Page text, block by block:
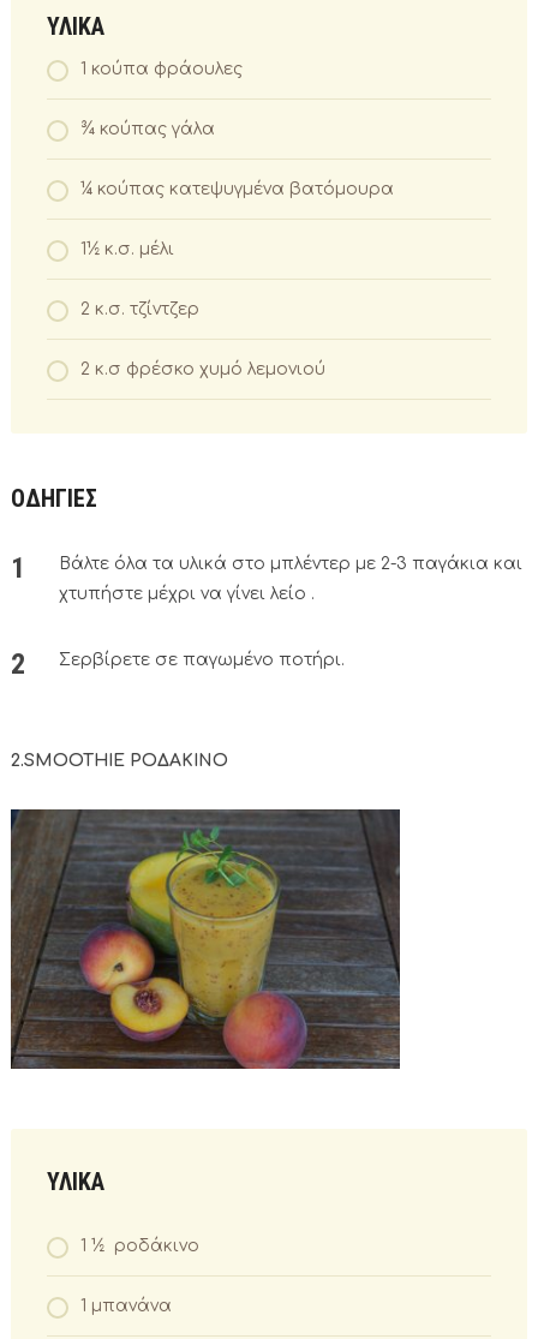
ΥΛΙΚΑ
1 κούπα φράουλες
¾ κούπας γάλα
¼ κούπας κατεψυγμένα βατόμουρα
1½ κ.σ. μέλι
2 κ.σ. τζίντζερ
2 κ.σ φρέσκο χυμό λεμονιού
ΟΔΗΓΙΕΣ
Βάλτε όλα τα υλικά στο μπλέντερ με 2-3 παγάκια και
χτυπήστε μέχρι να γίνει λείο .
Σερβίρετε σε παγωμένο ποτήρι.
2.SMOOTHIE ΡΟΔΑΚΙΝΟ
ΥΛΙΚΑ
1 ½ ροδάκινο
1 μπανάνα